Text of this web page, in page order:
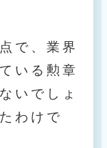
で、業界
いる勲章
いでしょ
わけで